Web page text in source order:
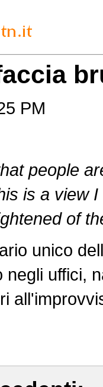
PM
people
is a view
of
unico
negli uffici,